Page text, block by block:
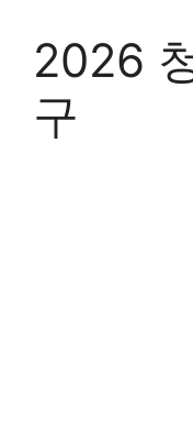
content2026
구